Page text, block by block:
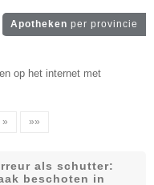
Apotheken per provincie
op het internet met
» »»
als schutter:
beschoten in